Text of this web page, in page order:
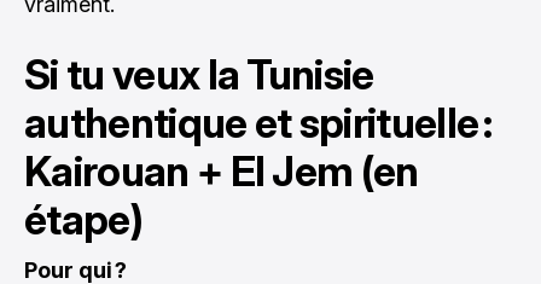
Si tu veux la Tunisie
authentique et spirituelle :
Kairouan + El Jem (en
étape)
Pour qui ?